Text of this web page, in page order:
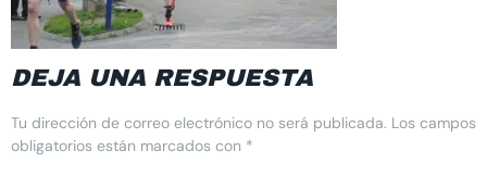
DEJA UNA RESPUESTA
Tu dirección de correo electrónico no será publicada. Los campos
obligatorios están marcados con *